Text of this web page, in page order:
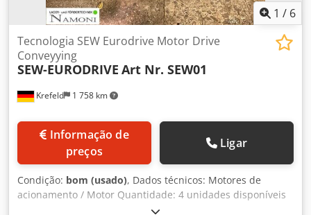
1 / 6
Krefeld 1 758 km
Tecnologia SEW Eurodrive Motor Drive
Conveyying
SEW-EURODRIVE Art Nr. SEW01
preços
Ligar
Condição: bom (usado), Dados técnicos: Motores de
acionamento / Motor Quantidade: 4 unidades disponíveis
Fabricante: SEW Eurodrive Estado: bom (usado) Potência: